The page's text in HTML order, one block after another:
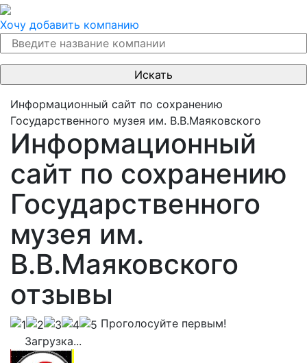
Хочу добавить компанию
Информационный сайт по сохранению
Государственного музея им. В.В.Маяковского
Информационный
сайт по сохранению
Государственного
музея им.
В.В.Маяковского
отзывы
Проголосуйте первым!
Загрузка...